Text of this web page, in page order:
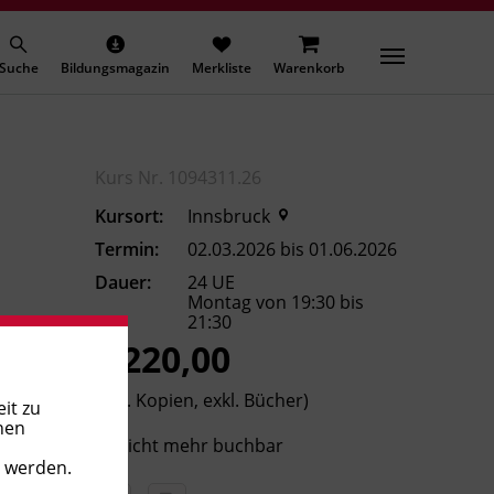
Suche Bildungsmagazin Merkliste Warenkorb
Kurs Nr. 1094311.26
Kursort:
Innsbruck
Termin:
02.03.2026 bis 01.06.2026
Dauer:
24 UE
Montag von 19:30 bis
21:30
€ 220,00
(inkl. Kopien, exkl. Bücher)
Nicht mehr buchbar
zu